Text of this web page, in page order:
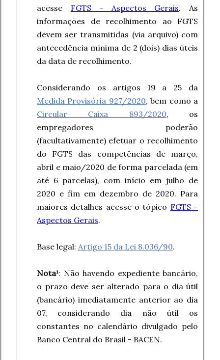
acesse FGTS - Aspectos Gerais. As
informações de recolhimento ao FGTS
devem ser transmitidas (via arquivo) com
antecedência mínima de 2 (dois) dias úteis
da data de recolhimento.
Considerando os artigos 19 a 25 da
Medida Provisória 927/2020, bem como a
Circular Caixa 893/2020, os
empregadores poderão
(facultativamente) efetuar o recolhimento
do FGTS das competências de março,
abril e maio/2020 de forma parcelada (em
até 6 parcelas), com início em julho de
2020 e fim em dezembro de 2020. Para
maiores detalhes acesse o tópico FGTS -
Aspectos Gerais.
Base legal: Artigo 15 da Lei 8.036/90.
Nota¹: Não havendo expediente bancário,
o prazo deve ser alterado para o dia útil
(bancário) imediatamente anterior ao dia
07, considerando dia não útil os
constantes no calendário divulgado pelo
Banco Central do Brasil - BACEN.